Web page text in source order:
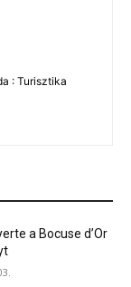
: Turisztika
a Bocuse d’Or